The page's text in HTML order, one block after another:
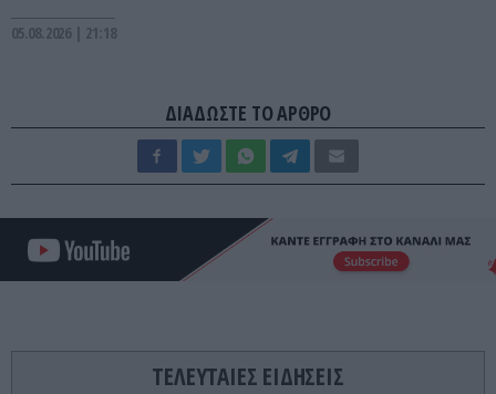
05.08.2026 | 21:18
ΔΙΑΔΩΣΤΕ ΤΟ ΑΡΘΡΟ
ΤΕΛΕΥΤΑΙΕΣ ΕΙΔΗΣΕΙΣ